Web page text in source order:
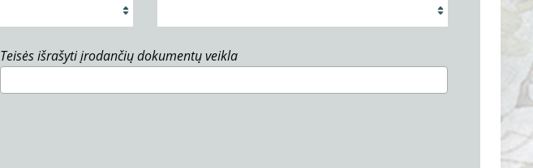
Teisės išrašyti įrodančių dokumentų veikla